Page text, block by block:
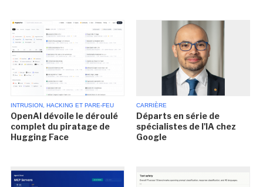
INTRUSION, HACKING ET PARE-FEU
OpenAI dévoile le déroulé
complet du piratage de
Hugging Face
CARRIÈRE
Départs en série de
spécialistes de l'IA chez
Google